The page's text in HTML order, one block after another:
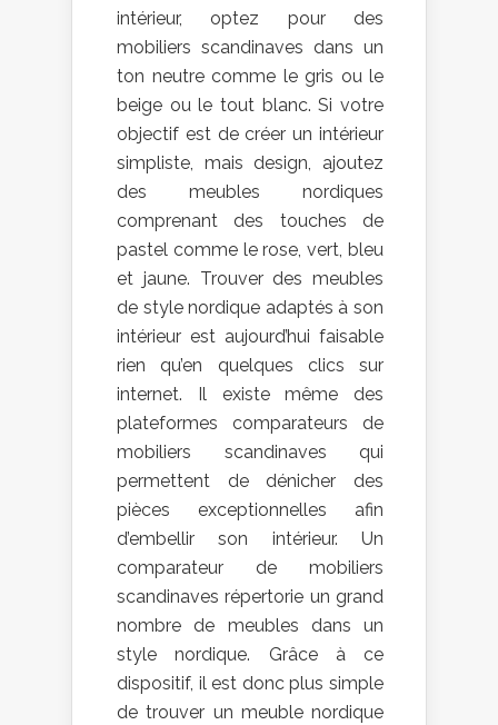
intérieur, optez pour des
mobiliers scandinaves dans un
ton neutre comme le gris ou le
beige ou le tout blanc. Si votre
objectif est de créer un intérieur
simpliste, mais design, ajoutez
des meubles nordiques
comprenant des touches de
pastel comme le rose, vert, bleu
et jaune. Trouver des meubles
de style nordique adaptés à son
intérieur est aujourd’hui faisable
rien qu’en quelques clics sur
internet. Il existe même des
plateformes comparateurs de
mobiliers scandinaves qui
permettent de dénicher des
pièces exceptionnelles afin
d’embellir son intérieur. Un
comparateur de mobiliers
scandinaves répertorie un grand
nombre de meubles dans un
style nordique. Grâce à ce
dispositif, il est donc plus simple
de trouver un meuble nordique